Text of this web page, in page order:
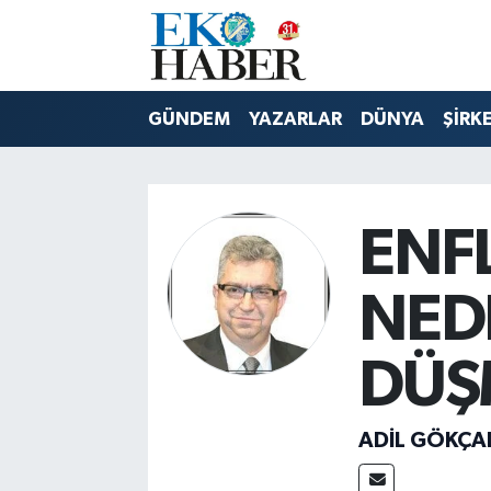
GÜNDEM YAZARLAR DÜNYA
ADIL
Hava Durumu
Tüm Manşetler
Son Dakika Haberleri